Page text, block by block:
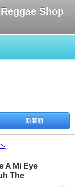
Shop
新着順
A Mi Eye
The